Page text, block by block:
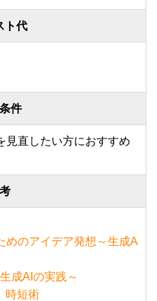
ト代
件
見直したい方におすすめ
めのアイデア発想～生成A
成AIの実践～
時短術